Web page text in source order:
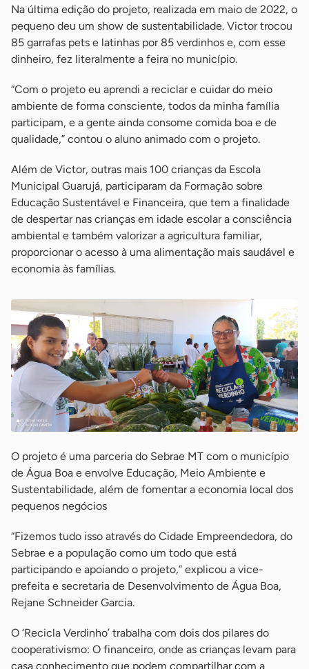
Na última edição do projeto, realizada em maio de 2022, o
pequeno deu um show de sustentabilidade. Victor trocou
85 garrafas pets e latinhas por 85 verdinhos e, com esse
dinheiro, fez literalmente a feira no município.
“Com o projeto eu aprendi a reciclar e cuidar do meio
ambiente de forma consciente, todos da minha família
participam, e a gente ainda consome comida boa e de
qualidade,” contou o aluno animado com o projeto.
Além de Victor, outras mais 100 crianças da Escola
Municipal Guarujá, participaram da Formação sobre
Educação Sustentável e Financeira, que tem a finalidade
de despertar nas crianças em idade escolar a consciência
ambiental e também valorizar a agricultura familiar,
proporcionar o acesso à uma alimentação mais saudável e
economia às famílias.
O projeto é uma parceria do Sebrae MT com o município
de Água Boa e envolve Educação, Meio Ambiente e
Sustentabilidade, além de fomentar a economia local dos
pequenos negócios
“Fizemos tudo isso através do Cidade Empreendedora, do
Sebrae e a população como um todo que está
participando e apoiando o projeto,” explicou a vice-
prefeita e secretaria de Desenvolvimento de Água Boa,
Rejane Schneider Garcia.
O ‘Recicla Verdinho’ trabalha com dois dos pilares do
cooperativismo: O financeiro, onde as crianças levam para
casa conhecimento que podem compartilhar com a